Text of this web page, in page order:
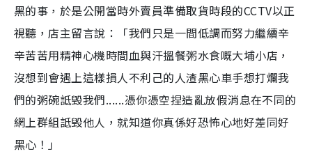
黑的事，於是公開當時外賣員準備取貨時段的CCTV以正
視聽，店主留言說：「我們只是一間低調而努力繼續辛
辛苦苦用精神心機時間血與汗搵餐粥水食嘅大埔小店，
沒想到會遇上這樣損人不利己的人渣黑心車手想打爛我
們的粥碗詆毁我們......憑你憑空捏造亂放假消息在不同的
網上群組詆毁他人，就知道你真係好恐怖心地好差同好
黑心！」